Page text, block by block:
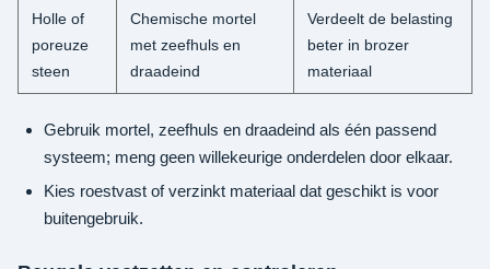
Holle of
poreuze
steen
Chemische mortel
met zeefhuls en
draadeind
Verdeelt de belasting
beter in brozer
materiaal
Gebruik mortel, zeefhuls en draadeind als één passend
systeem; meng geen willekeurige onderdelen door elkaar.
Kies roestvast of verzinkt materiaal dat geschikt is voor
buitengebruik.